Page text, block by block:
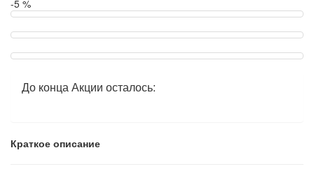
-5 %
До конца Акции осталось:
Краткое описание